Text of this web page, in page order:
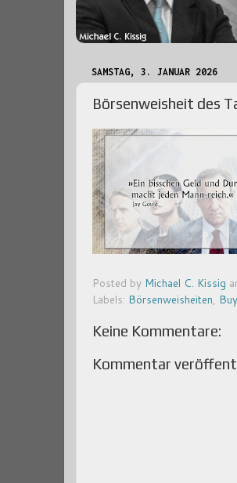
SAMSTAG, 3. JANUAR 2026
Börsenweisheit des
Posted by Michael C. Kissig
Labels: Börsenweisheiten,
Keine Kommentare:
Kommentar